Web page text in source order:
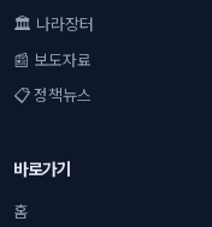
🏛 나라장터
📰 보도자료
📋 정책뉴스
바로가기
홈